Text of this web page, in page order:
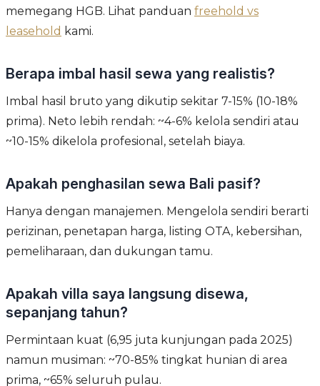
memegang HGB. Lihat panduan freehold vs
leasehold kami.
Berapa imbal hasil sewa yang realistis?
Imbal hasil bruto yang dikutip sekitar 7-15% (10-18%
prima). Neto lebih rendah: ~4-6% kelola sendiri atau
~10-15% dikelola profesional, setelah biaya.
Apakah penghasilan sewa Bali pasif?
Hanya dengan manajemen. Mengelola sendiri berarti
perizinan, penetapan harga, listing OTA, kebersihan,
pemeliharaan, dan dukungan tamu.
Apakah villa saya langsung disewa,
sepanjang tahun?
Permintaan kuat (6,95 juta kunjungan pada 2025)
namun musiman: ~70-85% tingkat hunian di area
prima, ~65% seluruh pulau.